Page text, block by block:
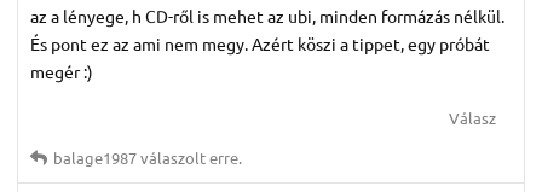
az a lényege, h CD-ről is mehet az ubi, minden formázás nélkül.
És pont ez az ami nem megy. Azért köszi a tippet, egy próbát
megér :)
Válasz
balage1987válaszolt erre.